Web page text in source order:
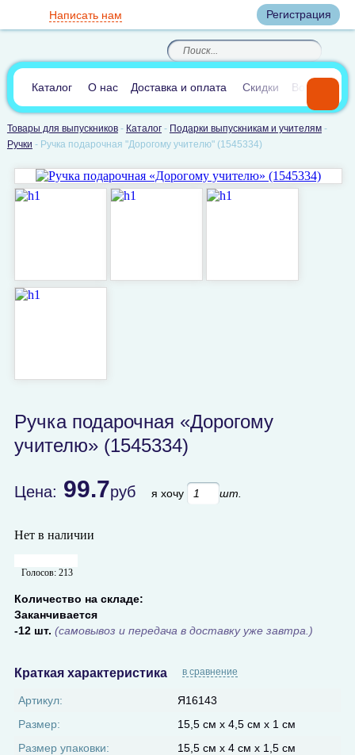
Регистрация
8(812)385-66-65
8(905) 700-70-04
По России звонок
бесплатный
(круглосуточно)
Написать нам
В сравнении:0
Каталог О нас Доставка и оплата Скидки Вопросы и
Товары для выпускников- Каталог- Подарки выпускникам и учителям-
Ручки - Ручка подарочная "Дорогому учителю" (1545334)
Ручка подарочная «Дорогому
учителю» (1545334)
Цена: 99.7руб я хочу шт.
Нет в наличии
Голосов: 213
Количество на складе:
Заканчивается
-12 шт. (самовывоз и передача в доставку уже завтра.)
Краткая характеристика в сравнение
Артикул:
Я16143
Размер:
15,5 см х 4,5 см х 1 см
Размер упаковки:
15,5 см х 4 см х 1,5 см